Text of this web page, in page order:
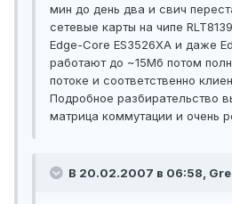
мин до день два и свич
сетевые карты на чипе
Edge-Core ES3526XA и даже
работают до ~15Мб потом
потоке и соответственно
Подробное разбирательство
матрица коммутации и очень
В 20.02.2007 в 06:58,